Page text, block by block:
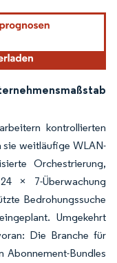
kontrollierten
sie weitläufige WLAN-
Orchestrierung,
× 7-Überwachung
Bedrohungssuche
Umgekehrt
Die Branche für
Abonnement-Bundles